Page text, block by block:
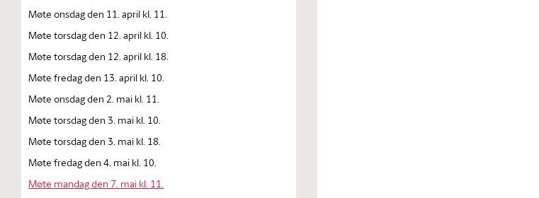
Møte onsdag den 11. april kl. 11.
Møte torsdag den 12. april kl. 10.
Møte torsdag den 12. april kl. 18.
Møte fredag den 13. april kl. 10.
Møte onsdag den 2. mai kl. 11.
Møte torsdag den 3. mai kl. 10.
Møte torsdag den 3. mai kl. 18.
Møte fredag den 4. mai kl. 10.
Møte mandag den 7. mai kl. 11.